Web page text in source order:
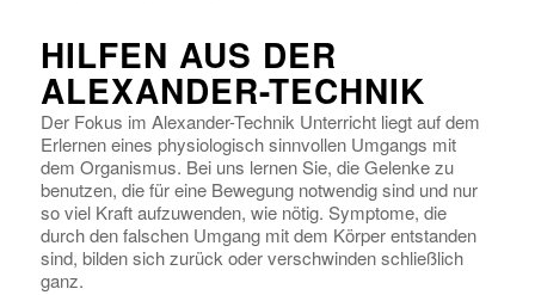
HILFEN AUS DER
ALEXANDER-TECHNIK
Der Fokus im Alexander-Technik Unterricht liegt auf dem
Erlernen eines physiologisch sinnvollen Umgangs mit
dem Organismus. Bei uns lernen Sie, die Gelenke zu
benutzen, die für eine Bewegung notwendig sind und nur
so viel Kraft aufzuwenden, wie nötig. Symptome, die
durch den falschen Umgang mit dem Körper entstanden
sind, bilden sich zurück oder verschwinden schließlich
ganz.